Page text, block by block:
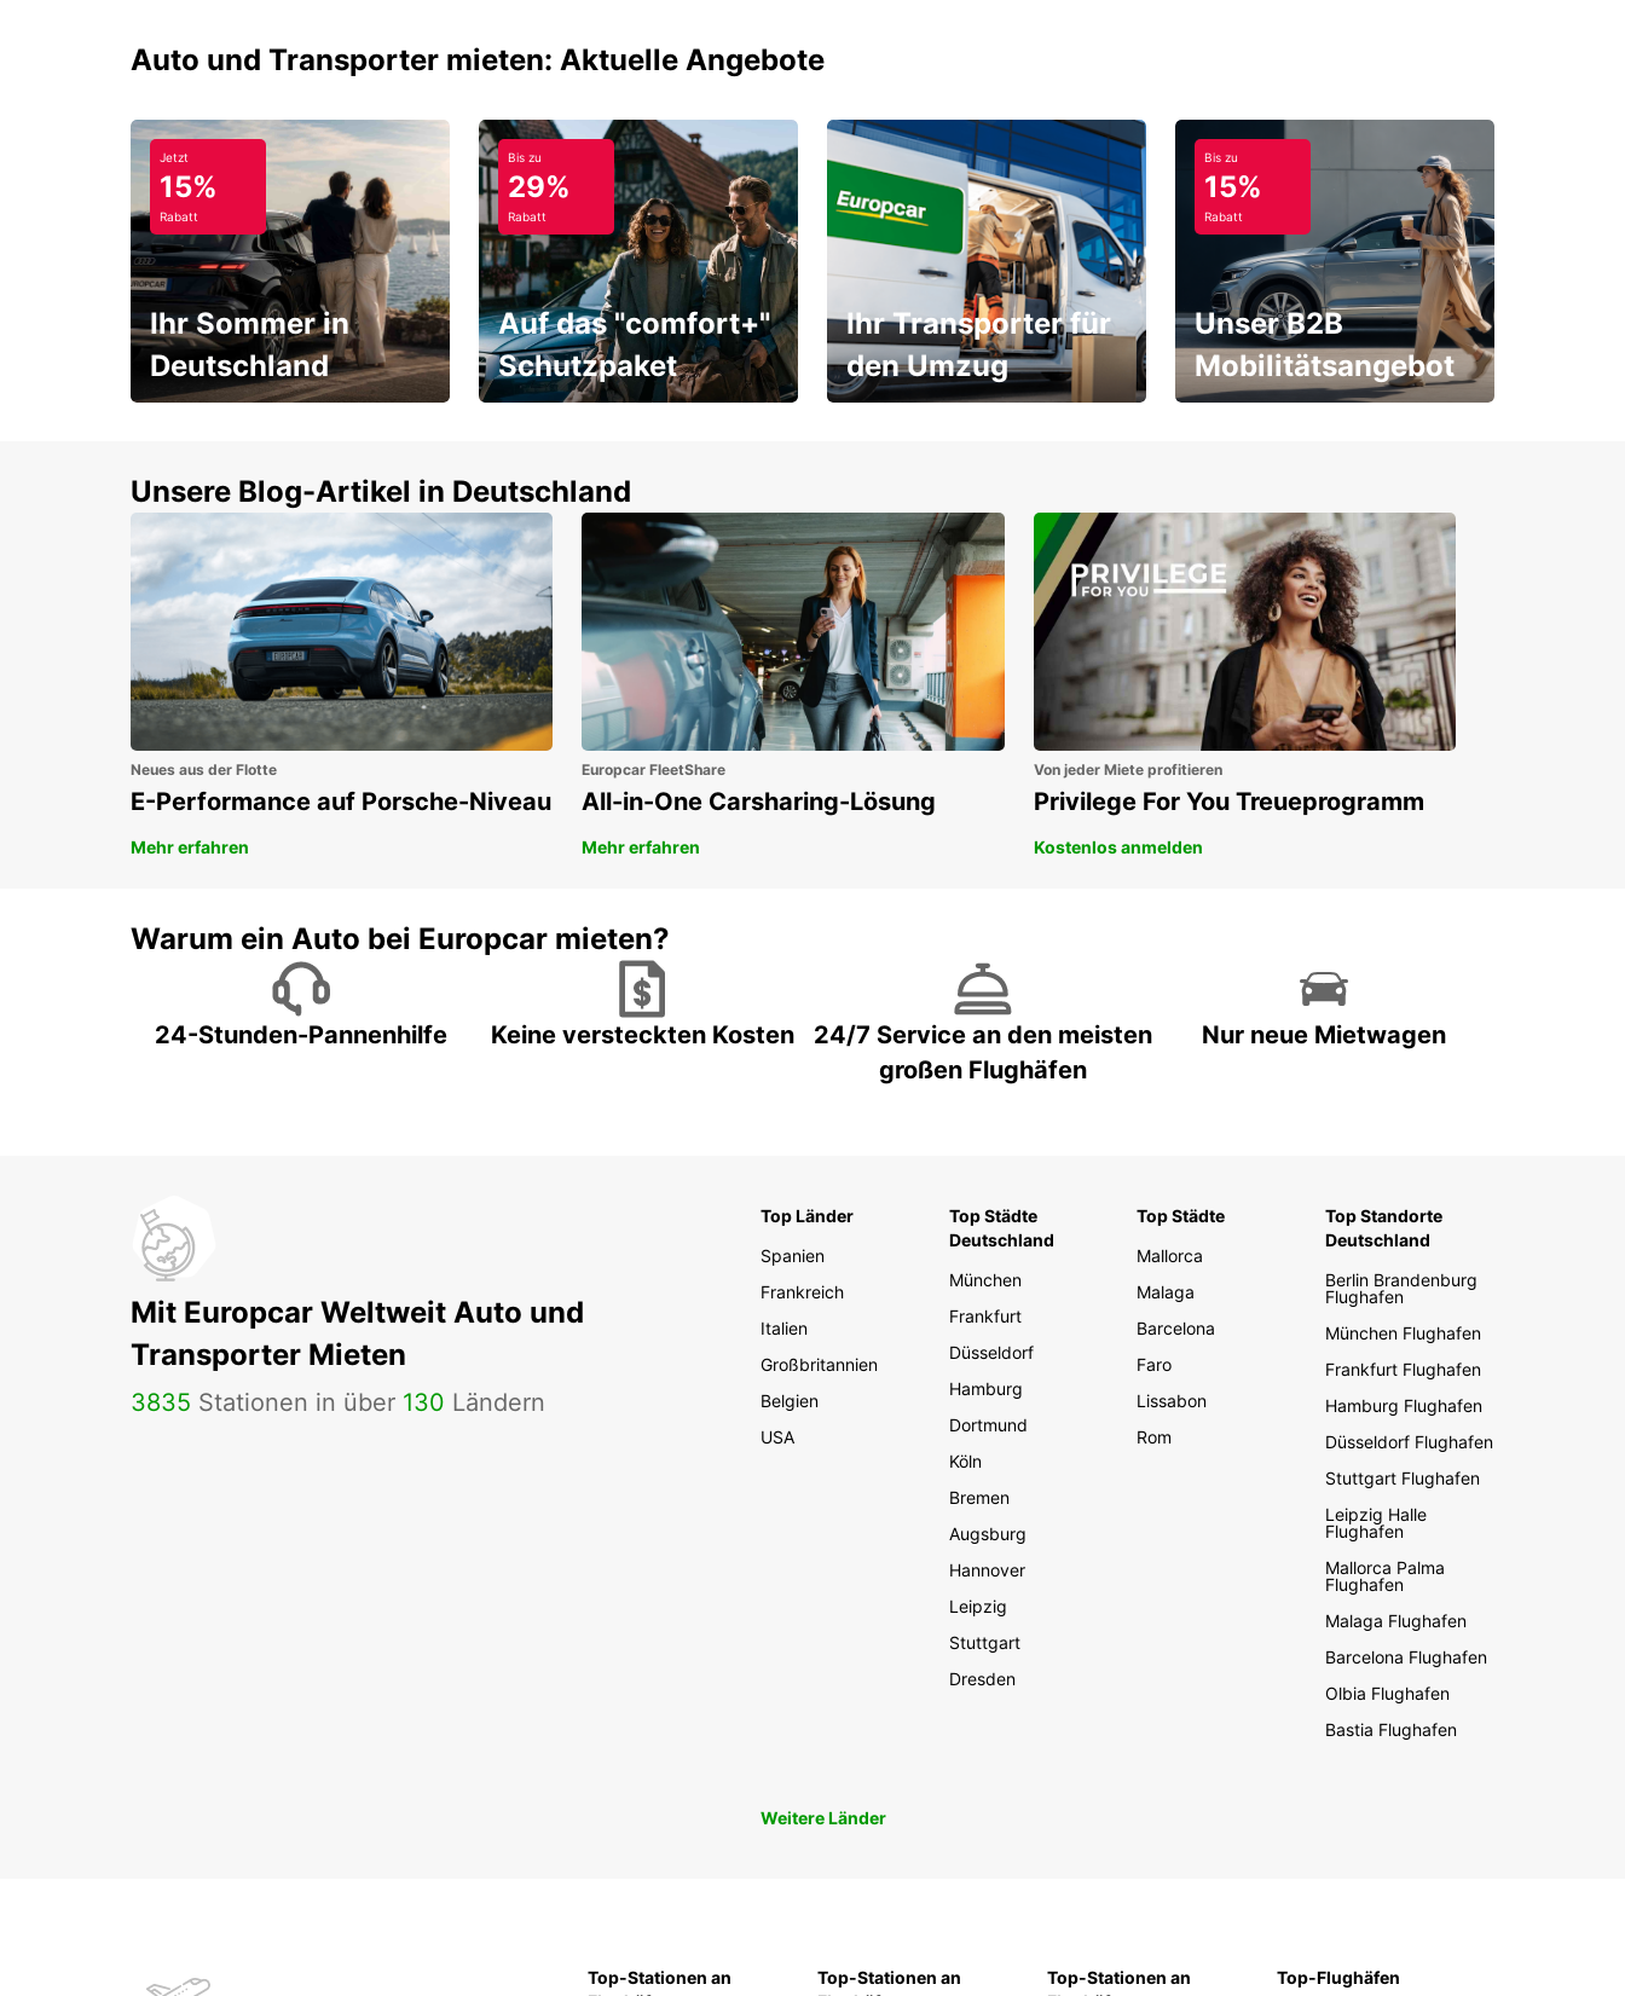
Auto und Transporter mieten: Aktuelle Angebote
Jetzt
15%
Rabatt
Ihr Sommer in
Deutschland
Bis zu
29%
Rabatt
Auf das "comfort+"
Schutzpaket
buchen!
Ihr Transporter für
den Umzug
Bis zu
15%
Rabatt
Unser B2B
Mobilitätsangebot
Unsere Blog-Artikel in Deutschland
Neues aus der Flotte
E-Performance auf Porsche-Niveau
Mehr erfahren
Europcar FleetShare
All-in-One Carsharing-Lösung
Mehr erfahren
Von jeder Miete profitieren
Privilege For You Treueprogramm
Kostenlos anmelden
Warum ein Auto bei Europcar mieten?
24-Stunden-Pannenhilfe Keine versteckten Kosten
24/7 Service an den meisten
großen Flughäfen
Nur neue Mietwagen
Mit Europcar Weltweit Auto und
Transporter Mieten
3835 Stationen in über 130 Ländern
Top Länder
Spanien
Frankreich
Italien
Großbritannien
Belgien
USA
Top Städte
Deutschland
München
Frankfurt
Düsseldorf
Hamburg
Dortmund
Köln
Bremen
Augsburg
Hannover
Leipzig
Stuttgart
Dresden
Top Städte
Mallorca
Malaga
Barcelona
Faro
Lissabon
Rom
Top Standorte
Deutschland
Berlin Brandenburg
Flughafen
München Flughafen
Frankfurt Flughafen
Hamburg Flughafen
Düsseldorf Flughafen
Stuttgart Flughafen
Leipzig Halle
Flughafen
Mallorca Palma
Flughafen
Malaga Flughafen
Barcelona Flughafen
Olbia Flughafen
Bastia Flughafen
Weitere Länder
Top-Stationen an
Top-Stationen an
Top-Stationen an
Top-Flughäfen